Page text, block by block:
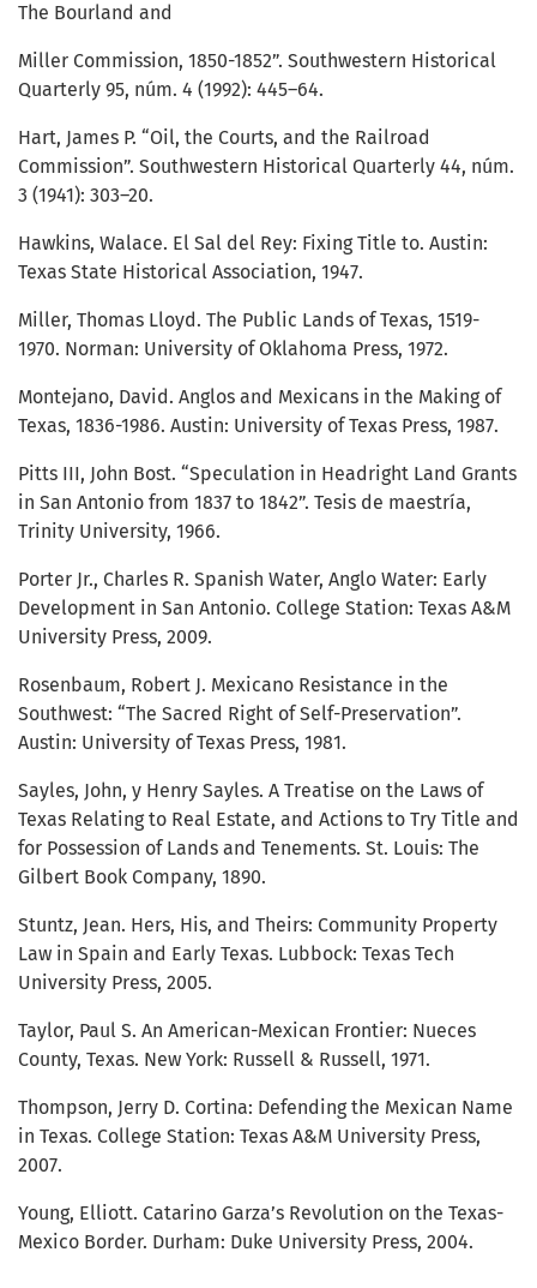
The Bourland and
Miller Commission, 1850-1852”. Southwestern Historical
Quarterly 95, núm. 4 (1992): 445–64.
Hart, James P. “Oil, the Courts, and the Railroad
Commission”. Southwestern Historical Quarterly 44, núm.
3 (1941): 303–20.
Hawkins, Walace. El Sal del Rey: Fixing Title to. Austin:
Texas State Historical Association, 1947.
Miller, Thomas Lloyd. The Public Lands of Texas, 1519-
1970. Norman: University of Oklahoma Press, 1972.
Montejano, David. Anglos and Mexicans in the Making of
Texas, 1836-1986. Austin: University of Texas Press, 1987.
Pitts III, John Bost. “Speculation in Headright Land Grants
in San Antonio from 1837 to 1842”. Tesis de maestría,
Trinity University, 1966.
Porter Jr., Charles R. Spanish Water, Anglo Water: Early
Development in San Antonio. College Station: Texas A&M
University Press, 2009.
Rosenbaum, Robert J. Mexicano Resistance in the
Southwest: “The Sacred Right of Self-Preservation”.
Austin: University of Texas Press, 1981.
Sayles, John, y Henry Sayles. A Treatise on the Laws of
Texas Relating to Real Estate, and Actions to Try Title and
for Possession of Lands and Tenements. St. Louis: The
Gilbert Book Company, 1890.
Stuntz, Jean. Hers, His, and Theirs: Community Property
Law in Spain and Early Texas. Lubbock: Texas Tech
University Press, 2005.
Taylor, Paul S. An American-Mexican Frontier: Nueces
County, Texas. New York: Russell & Russell, 1971.
Thompson, Jerry D. Cortina: Defending the Mexican Name
in Texas. College Station: Texas A&M University Press,
2007.
Young, Elliott. Catarino Garza’s Revolution on the Texas-
Mexico Border. Durham: Duke University Press, 2004.